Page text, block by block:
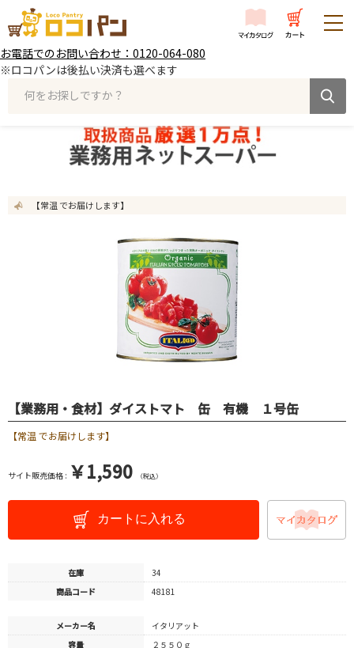
お電話でのお問い合わせ：0120-064-080
※ロコパンは後払い決済も選べます
何をお探しですか？
【常温 でお届けします】
【業務用・食材】ダイストマト 缶 有機 １号缶
【常温 でお届けします】
サイト販売価格 : ￥1,590 （税込）
カートに入れる
在庫
34
商品コード
48181
メーカー名
イタリアット
容量
２５５０ｇ